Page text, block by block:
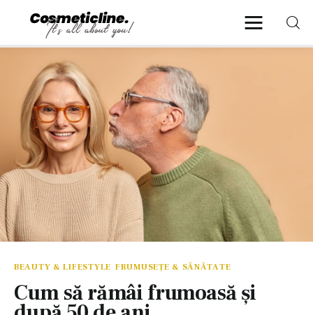
CosmeticLine.
Frumusețe & Sănătate
Beauty & LifeStyle
Cosmetică Medicală
Anti Aging Medicine
BEAUTY & LIFESTYLE FRUMUSEȚE & SĂNĂTATE
Cum să rămâi frumoasă şi